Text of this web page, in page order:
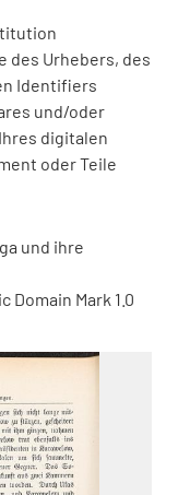
des Urhebers, des
Identifiers
und/oder
digitalen
oder Teile
und ihre
Mark 1.0